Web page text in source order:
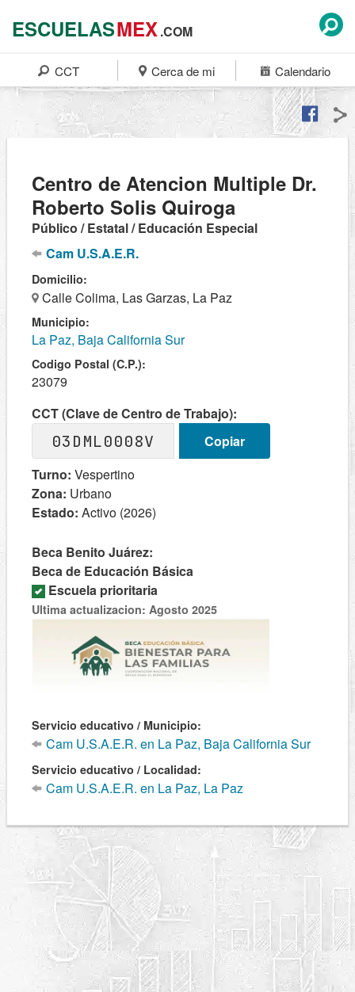
ESCUELASMEX.COM
CCT Cerca de mi Calendario
Centro de Atencion Multiple Dr.
Roberto Solis Quiroga
Público / Estatal / Educación Especial
Cam U.S.A.E.R.
Domicilio:
Calle Colima, Las Garzas, La Paz
Municipio:
La Paz, Baja California Sur
Codigo Postal (C.P.):
23079
CCT (Clave de Centro de Trabajo):
03DML0008V
Copiar
Turno: Vespertino
Zona: Urbano
Estado: Activo (2026)
Beca Benito Juárez:
Beca de Educación Básica
Escuela prioritaria
Ultima actualizacion: Agosto 2025
Servicio educativo / Municipio:
Cam U.S.A.E.R. en La Paz, Baja California Sur
Servicio educativo / Localidad:
Cam U.S.A.E.R. en La Paz, La Paz